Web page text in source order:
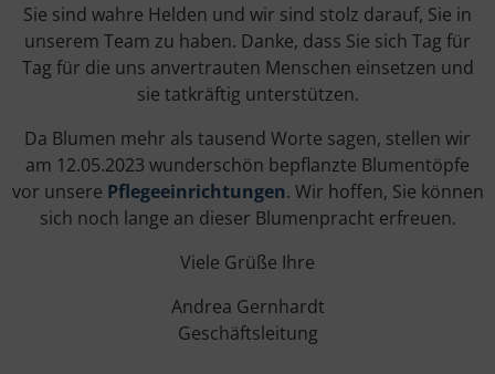
Sie sind wahre Helden und wir sind stolz darauf, Sie in
unserem Team zu haben. Danke, dass Sie sich Tag für
Tag für die uns anvertrauten Menschen einsetzen und
sie tatkräftig unterstützen.
Da Blumen mehr als tausend Worte sagen, stellen wir
am 12.05.2023 wunderschön bepflanzte Blumentöpfe
vor unsere Pflegeeinrichtungen. Wir hoffen, Sie können
sich noch lange an dieser Blumenpracht erfreuen.
Viele Grüße Ihre
Andrea Gernhardt
Geschäftsleitung